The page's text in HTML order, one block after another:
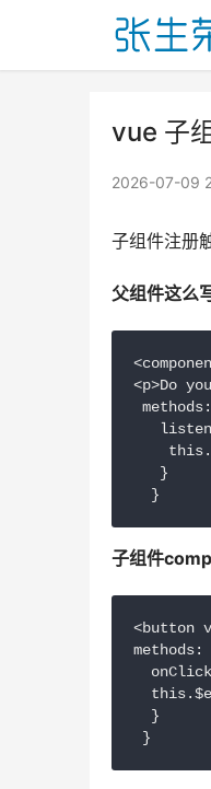
vue 子
2026-07-09
子组件注册
父组件这么
<p>Do
   }
  }
子组件
<button
  }